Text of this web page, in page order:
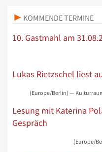
KOMMENDE TERMINE
10. Gastmahl am
Lukas Rietzschel liest
(Europe/Berlin) —
Lesung mit Katerina
Gespräch
(Europe/